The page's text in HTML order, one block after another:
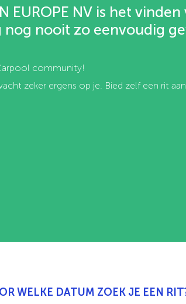
EUROPE NV is het
nog nooit zo eenvoudig
community!
zeker ergens op je. Bied zelf een rit
WELKE DATUM ZOEK JE EEN